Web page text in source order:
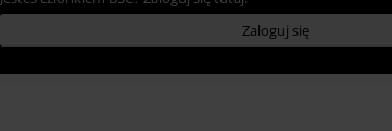
Zaloguj się